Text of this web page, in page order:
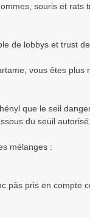
souris et rats
de lobbys et trust
vous êtes plus
que le seil
du seuil autorisé
mélanges :
pâs pris en compte